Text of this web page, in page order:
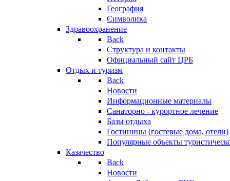
География
Символика
Здравоохранение
Back
Структура и контакты
Официальный сайт ЦРБ
Отдых и туризм
Back
Новости
Информационные материалы
Санаторно - курортное лечение
Базы отдыха
Гостиницы (гостевые дома, отели)
Популярные объекты
Казачество
Back
Новости